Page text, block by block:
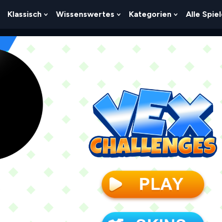
Show
Klassisch
Show
For
Klassisch
Wissenswertes
Show
For
Wissenswertes
Kategorien
Show
For
Kategorien
Alle